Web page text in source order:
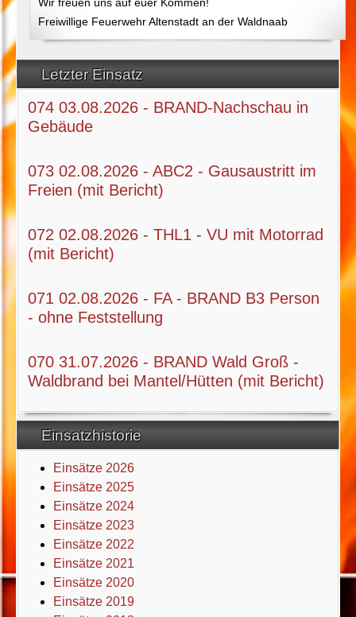
Letzter Einsatz
074 03.08.2026 - BRAND-Nachschau in
Gebäude
073 02.08.2026 - ABC2 - Gausaustritt im
Freien (mit Bericht)
072 02.08.2026 - THL1 - VU mit Motorrad
(mit Bericht)
071 02.08.2026 - FA - BRAND B3 Person
- ohne Feststellung
070 31.07.2026 - BRAND Wald Groß -
Waldbrand bei Mantel/Hütten (mit Bericht)
Einsatzhistorie
Einsätze 2026
Einsätze 2025
Einsätze 2024
Einsätze 2023
Einsätze 2022
Einsätze 2021
Einsätze 2020
Einsätze 2019
Freiwillige Feuerwehr Altenstadt an der Waldnaab